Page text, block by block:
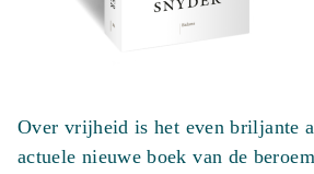
Over vrijheid is het even briljante
actuele nieuwe boek van de